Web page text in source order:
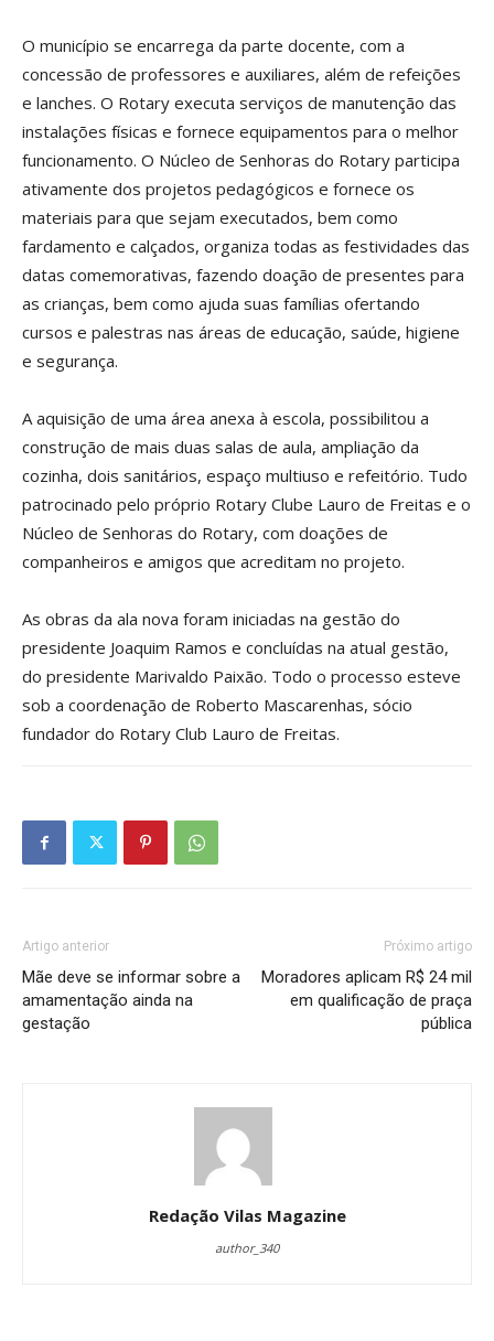
O município se encarrega da parte docente, com a
concessão de professores e auxiliares, além de refeições
e lanches. O Rotary executa serviços de manutenção das
instalações físicas e fornece equipamentos para o melhor
funcionamento. O Núcleo de Senhoras do Rotary participa
ativamente dos projetos pedagógicos e fornece os
materiais para que sejam executados, bem como
fardamento e calçados, organiza todas as festividades das
datas comemorativas, fazendo doação de presentes para
as crianças, bem como ajuda suas famílias ofertando
cursos e palestras nas áreas de educação, saúde, higiene
e segurança.
A aquisição de uma área anexa à escola, possibilitou a
construção de mais duas salas de aula, ampliação da
cozinha, dois sanitários, espaço multiuso e refeitório. Tudo
patrocinado pelo próprio Rotary Clube Lauro de Freitas e o
Núcleo de Senhoras do Rotary, com doações de
companheiros e amigos que acreditam no projeto.
As obras da ala nova foram iniciadas na gestão do
presidente Joaquim Ramos e concluídas na atual gestão,
do presidente Marivaldo Paixão. Todo o processo esteve
sob a coordenação de Roberto Mascarenhas, sócio
fundador do Rotary Club Lauro de Freitas.
Artigo anterior
Mãe deve se informar sobre a
amamentação ainda na
gestação
Próximo artigo
Moradores aplicam R$ 24 mil
em qualificação de praça
pública
Redação Vilas Magazine
author_340